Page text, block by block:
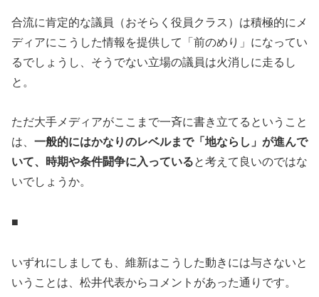
合流に肯定的な議員（おそらく役員クラス）は積極的にメ
ディアにこうした情報を提供して「前のめり」になってい
るでしょうし、そうでない立場の議員は火消しに走るし
と。
ただ大手メディアがここまで一斉に書き立てるということ
は、 一般的にはかなりのレベルまで「地ならし」が進んで
いて、時期や条件闘争に入っていると考えて良いのではな
いでしょうか。
■
いずれにしましても、維新はこうした動きには与さないと
いうことは、松井代表からコメントがあった通りです。